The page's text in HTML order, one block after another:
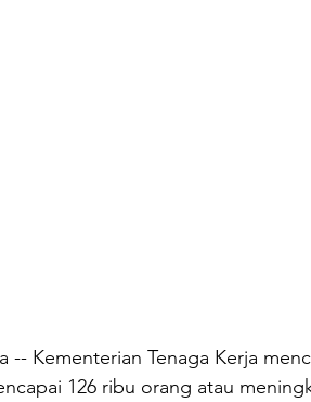
126 ribu orang atau